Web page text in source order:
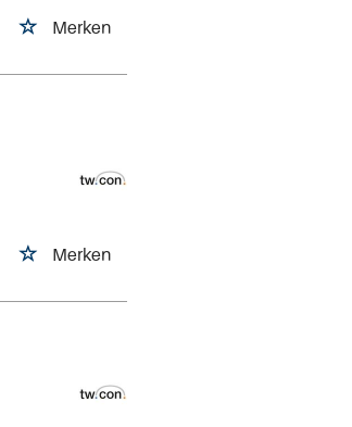
Merken
Merken